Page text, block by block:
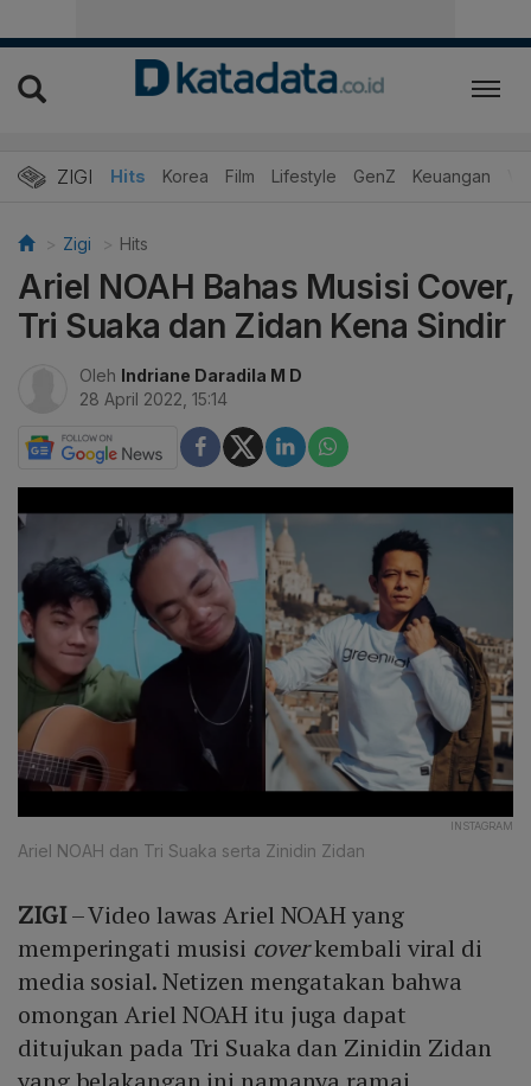
ZIGI Hits Korea Film Lifestyle GenZ Keuangan
Zigi Hits
Ariel NOAH Bahas Musisi Cover,
Tri Suaka dan Zidan Kena Sindir
Oleh Indriane Daradila M D
28 April 2022, 15:14
INSTAGRAM
Ariel NOAH dan Tri Suaka serta Zinidin Zidan
ZIGI– Video lawas Ariel NOAH yang
memperingati musisi coverkembali viral di
media sosial. Netizen mengatakan bahwa
omongan Ariel NOAH itu juga dapat
ditujukan pada Tri Suaka dan Zinidin Zidan